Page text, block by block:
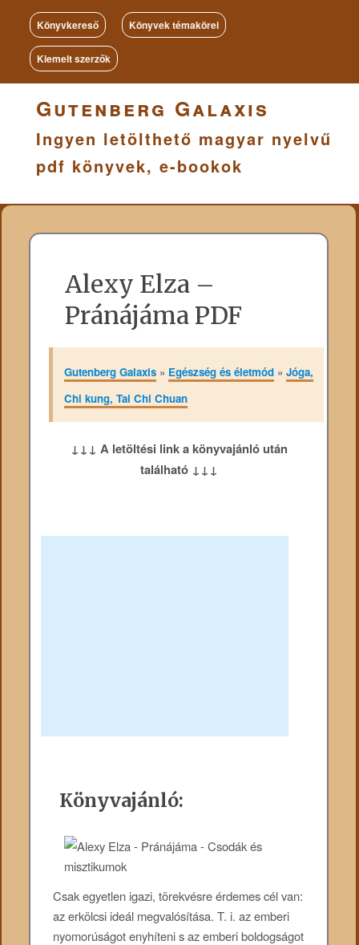
Könyvkereső Könyvek témakörei
Kiemelt szerzők
Gutenberg Galaxis
Ingyen letölthető magyar nyelvű
pdf könyvek, e-bookok
Alexy Elza –
Pránájáma PDF
Gutenberg Galaxis» Egészség és életmód» Jóga,
Chi kung, Tai Chi Chuan
↓↓↓ A letöltési link a könyvajánló után
található ↓↓↓
Könyvajánló:
Csak egyetlen igazi, törekvésre érdemes cél van:
az erkölcsi ideál megvalósítása. T. i. az emberi
nyomorúságot enyhíteni s az emberi boldogságot